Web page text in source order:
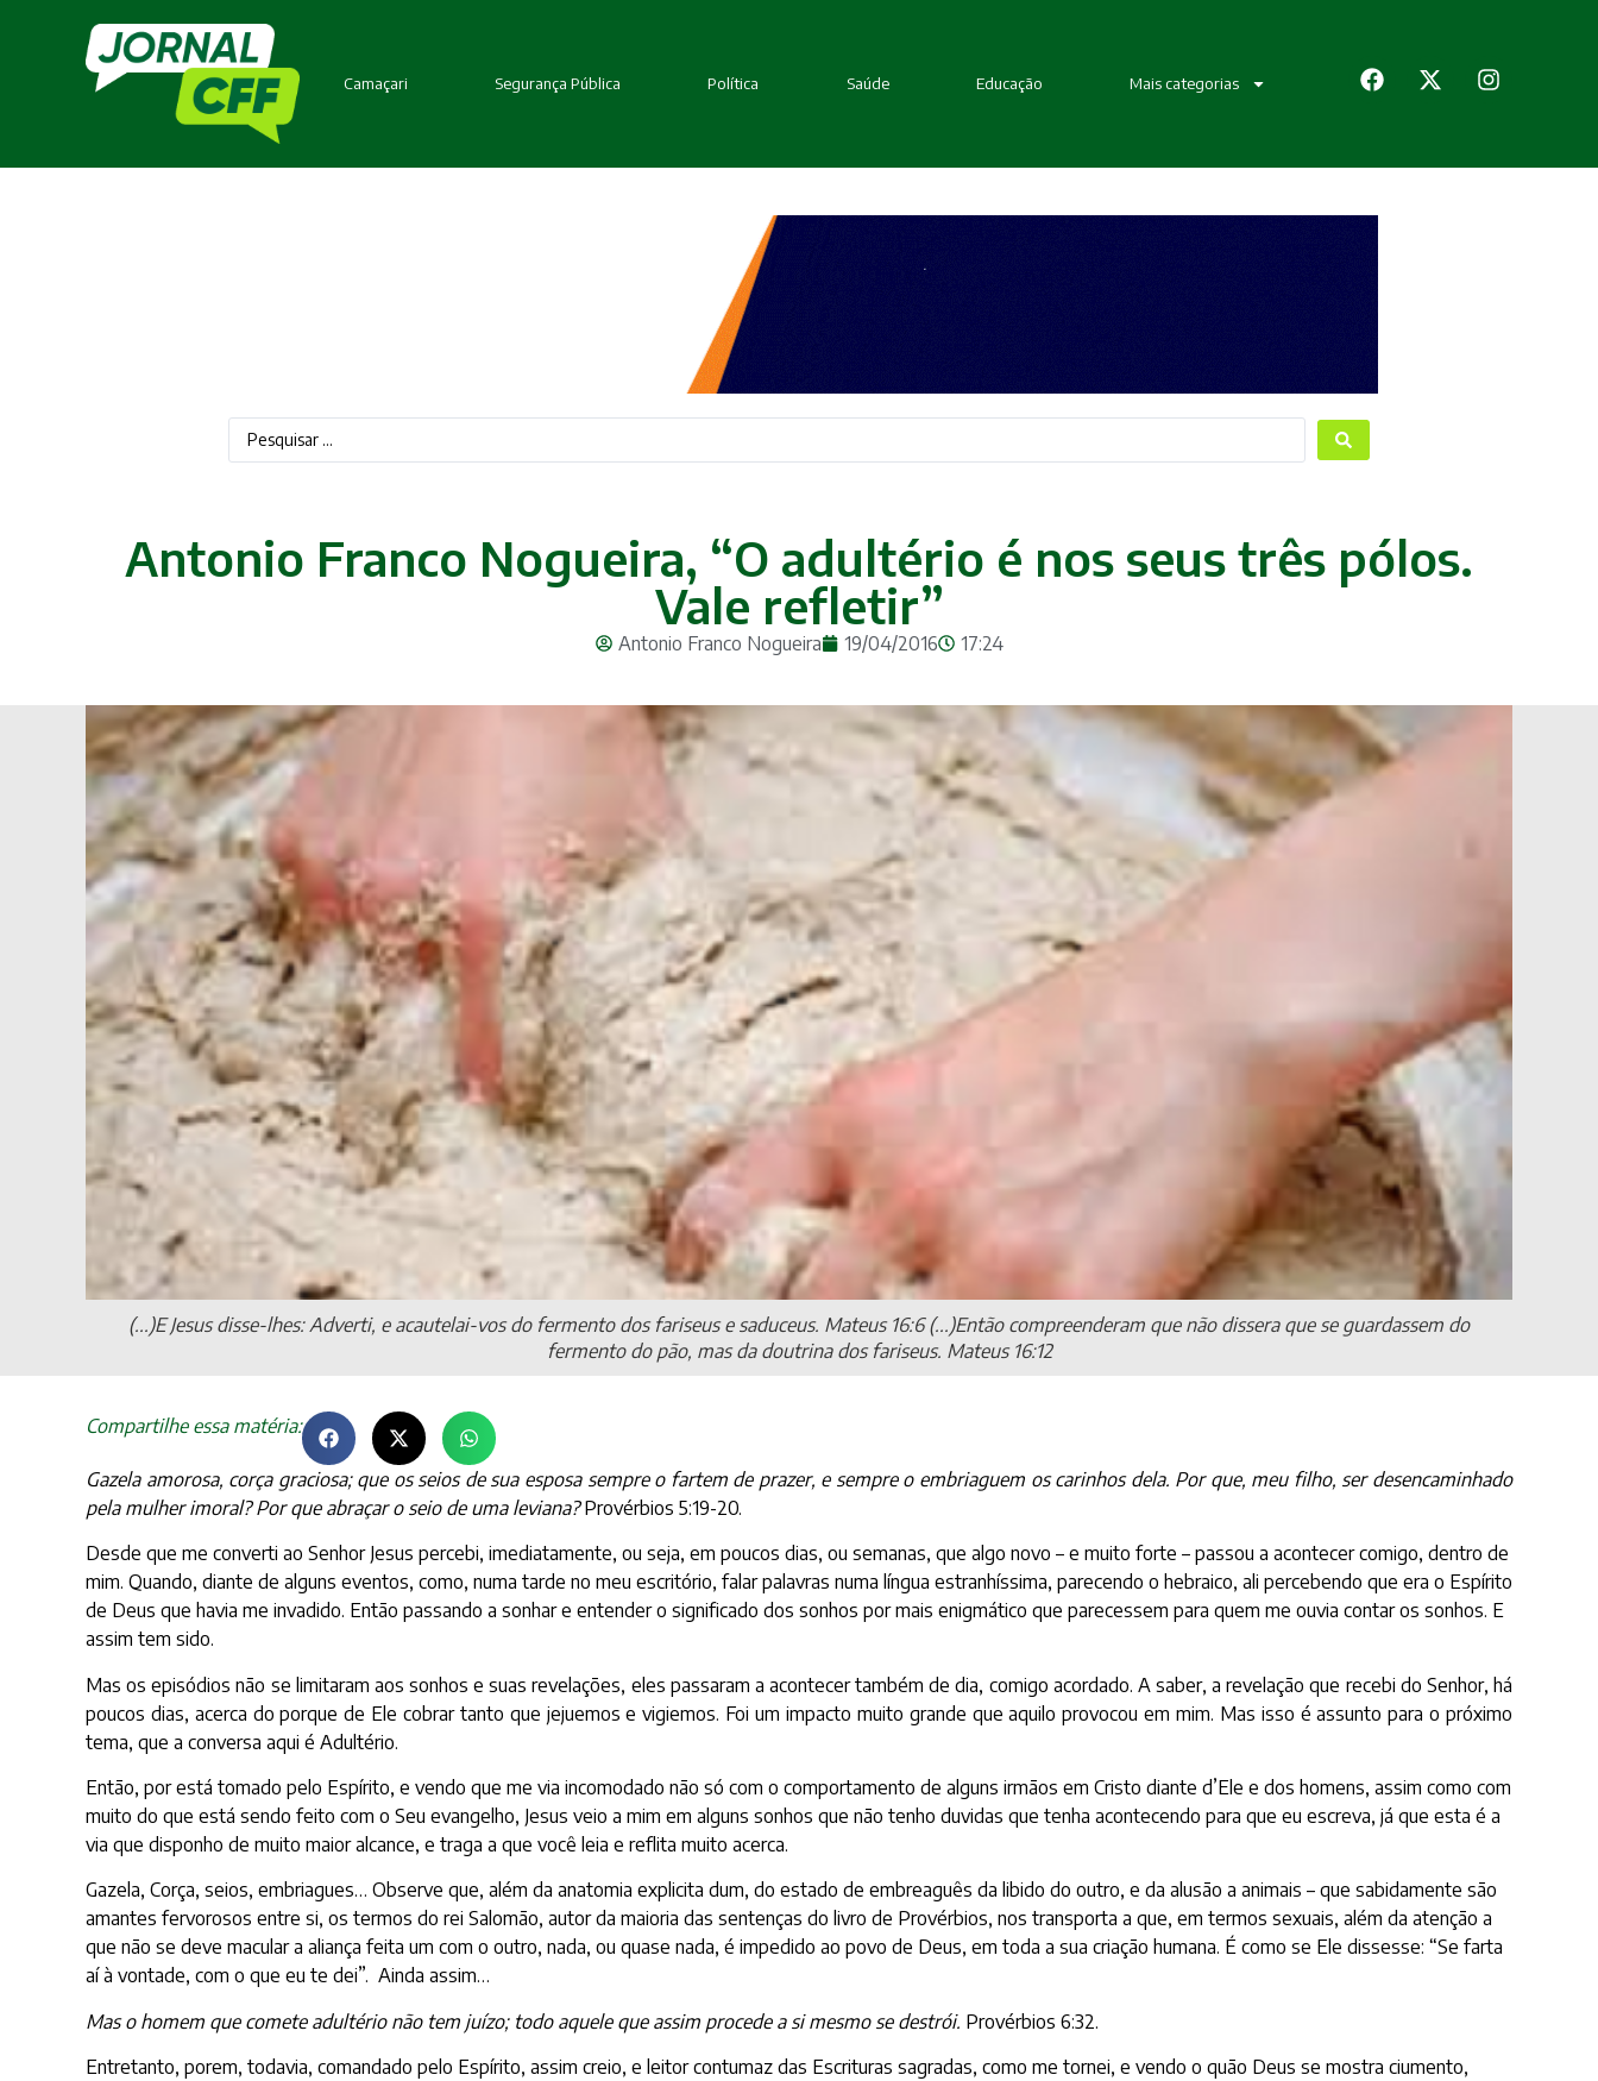
Camaçari Segurança Pública Política Saúde Educação Mais categorias
Antonio Franco Nogueira, “O adultério é nos seus três pólos.
Vale refletir”
Antonio Franco Nogueira 19/04/2016 17:24
(...)E Jesus disse-lhes: Adverti, e acautelai-vos do fermento dos fariseus e saduceus. Mateus 16:6 (...)Então compreenderam que não dissera que se guardassem do
fermento do pão, mas da doutrina dos fariseus. Mateus 16:12
Compartilhe essa matéria:
Gazela amorosa, corça graciosa; que os seios de sua esposa sempre o fartem de prazer, e sempre o embriaguem os carinhos dela. Por que, meu filho, ser desencaminhado
pela mulher imoral? Por que abraçar o seio de uma leviana?Provérbios 5:19-20.
Desde que me converti ao Senhor Jesus percebi, imediatamente, ou seja, em poucos dias, ou semanas, que algo novo – e muito forte – passou a acontecer comigo, dentro de
mim. Quando, diante de alguns eventos, como, numa tarde no meu escritório, falar palavras numa língua estranhíssima, parecendo o hebraico, ali percebendo que era o Espírito
de Deus que havia me invadido. Então passando a sonhar e entender o significado dos sonhos por mais enigmático que parecessem para quem me ouvia contar os sonhos. E
assim tem sido.
Mas os episódios não se limitaram aos sonhos e suas revelações, eles passaram a acontecer também de dia, comigo acordado. A saber, a revelação que recebi do Senhor, há
poucos dias, acerca do porque de Ele cobrar tanto que jejuemos e vigiemos. Foi um impacto muito grande que aquilo provocou em mim. Mas isso é assunto para o próximo
tema, que a conversa aqui é Adultério.
Então, por está tomado pelo Espírito, e vendo que me via incomodado não só com o comportamento de alguns irmãos em Cristo diante d’Ele e dos homens, assim como com
muito do que está sendo feito com o Seu evangelho, Jesus veio a mim em alguns sonhos que não tenho duvidas que tenha acontecendo para que eu escreva, já que esta é a
via que disponho de muito maior alcance, e traga a que você leia e reflita muito acerca.
Gazela, Corça, seios, embriagues… Observe que, além da anatomia explicita dum, do estado de embreaguês da libido do outro, e da alusão a animais – que sabidamente são
amantes fervorosos entre si, os termos do rei Salomão, autor da maioria das sentenças do livro de Provérbios, nos transporta a que, em termos sexuais, além da atenção a
que não se deve macular a aliança feita um com o outro, nada, ou quase nada, é impedido ao povo de Deus, em toda a sua criação humana. É como se Ele dissesse: “Se farta
aí à vontade, com o que eu te dei”. Ainda assim…
Mas o homem que comete adultério não tem juízo; todo aquele que assim procede a si mesmo se destrói. Provérbios 6:32.
Entretanto, porem, todavia, comandado pelo Espírito, assim creio, e leitor contumaz das Escrituras sagradas, como me tornei, e vendo o quão Deus se mostra ciumento,